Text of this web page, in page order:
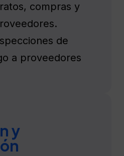
compras y
de
a proveedores
y